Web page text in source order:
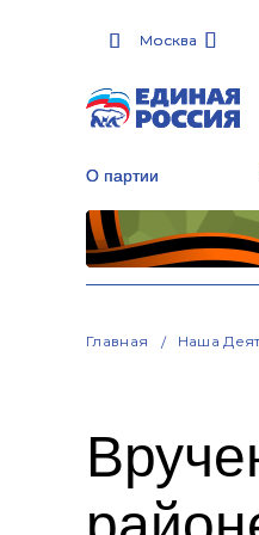
Москва
О партии
Главная Наша
Москва
О партии